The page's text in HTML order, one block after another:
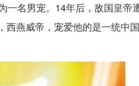
名男宠。14年后，敌国皇帝
燕威帝，宠爱他的是一统中